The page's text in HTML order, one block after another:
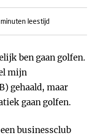
leestijd
ben gaan golfen.
mijn
gehaald, maar
gaan golfen.
businessclub